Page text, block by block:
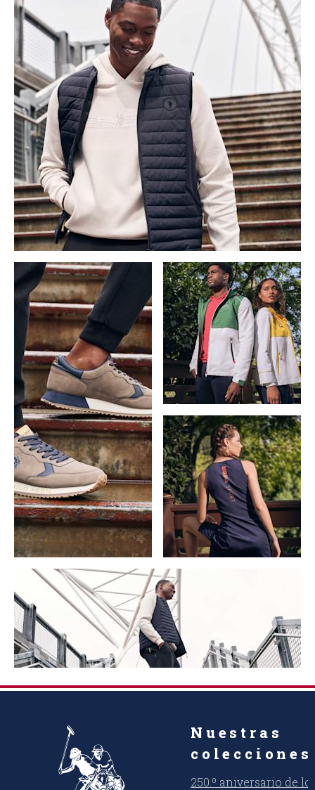
Nuestras
colecciones
250.º aniversario de